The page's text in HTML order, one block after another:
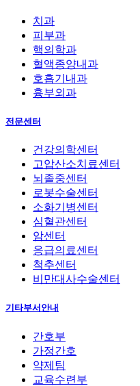
치과
피부과
핵의학과
혈액종양내과
호흡기내과
흉부외과
전문센터
건강의학센터
고압산소치료센터
뇌졸중센터
로봇수술센터
소화기병센터
심혈관센터
암센터
응급의료센터
척추센터
비만대사수술센터
기타부서안내
간호부
가정간호
약제팀
교육수련부